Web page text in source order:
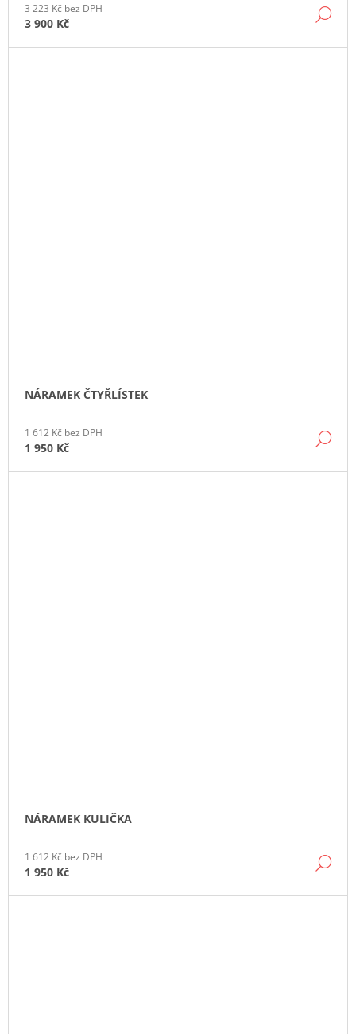
3 223 Kč bez DPH
3 900 Kč
NÁRAMEK ČTYŘLÍSTEK
1 612 Kč bez DPH
1 950 Kč
NÁRAMEK KULIČKA
1 612 Kč bez DPH
1 950 Kč